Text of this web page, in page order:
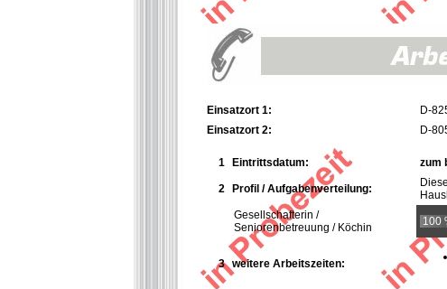
Einsatzort 1:
D-
Einsatzort 2:
D-
1 Eintrittsdatum: zum
2 Profil / Aufgabenverteilung:
Gesellschafterin /
Seniorenbetreuung / Köchin
100
3 weitere Arbeitszeiten: